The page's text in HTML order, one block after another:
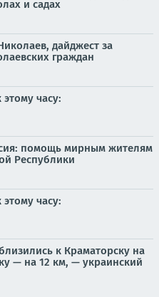
и садах
дайджест за
граждан
часу:
помощь мирным жителям
Республики
часу:
к Краматорску на
— на 12 км, — украинский